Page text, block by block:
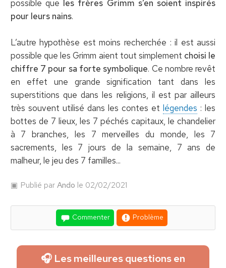
possible que les frères Grimm s’en soient inspirés
pour leurs nains.
L’autre hypothèse est moins recherchée : il est aussi
possible que les Grimm aient tout simplement choisi le
chiffre 7 pour sa forte symbolique. Ce nombre revêt
en effet une grande signification tant dans les
superstitions que dans les religions, il est par ailleurs
très souvent utilisé dans les contes etlégendes : les
bottes de 7 lieux, les 7 péchés capitaux, le chandelier
à 7 branches, les 7 merveilles du monde, les 7
sacrements, les 7 jours de la semaine, 7 ans de
malheur, le jeu des 7 familles...
Publié parAndo le 02/02/2021
Commenter Problème
🎧 Les meilleures questions en